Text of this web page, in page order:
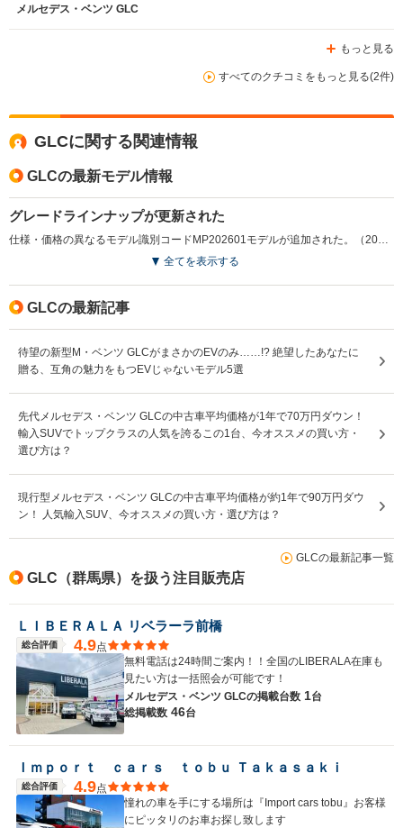
メルセデス・ベンツ GLC
もっと見る
すべてのクチコミをもっと見る(2件)
GLCに関する関連情報
GLCの最新モデル情報
グレードラインナップが更新された
仕様・価格の異なるモデル識別コードMP202601モデルが追加された。（2025.9）
全てを表示する
GLCの最新記事
待望の新型M・ベンツ GLCがまさかのEVのみ……!? 絶望したあなたに
贈る、互角の魅力をもつEVじゃないモデル5選
先代メルセデス・ベンツ GLCの中古車平均価格が1年で70万円ダウン！
輸入SUVでトップクラスの人気を誇るこの1台、今オススメの買い方・
選び方は？
現行型メルセデス・ベンツ GLCの中古車平均価格が約1年で90万円ダウ
ン！ 人気輸入SUV、今オススメの買い方・選び方は？
GLCの最新記事一覧
GLC（群馬県）を扱う注目販売店
ＬＩＢＥＲＡＬＡ リベラーラ前橋
総合評価 4.9点
無料電話は24時間ご案内！！全国のLIBERALA在庫も
見たい方は一括照会が可能です！
メルセデス・ベンツ GLCの掲載台数 1台
総掲載数 46台
Ｉｍｐｏｒｔ ｃａｒｓ ｔｏｂｕ Ｔａｋａｓａｋｉ
総合評価 4.9点
憧れの車を手にする場所は『Import cars tobu』お客様
にピッタリのお車お探し致します